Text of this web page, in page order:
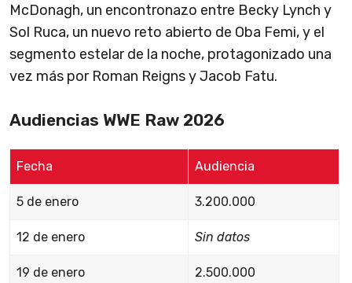
McDonagh, un encontronazo entre Becky Lynch y
Sol Ruca, un nuevo reto abierto de Oba Femi, y el
segmento estelar de la noche, protagonizado una
vez más por Roman Reigns y Jacob Fatu.
Audiencias WWE Raw 2026
Fecha Audiencia
5 de enero 3.200.000
12 de enero Sin datos
19 de enero 2.500.000